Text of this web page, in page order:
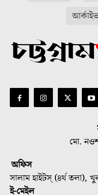
আর্কাইভ
মো.
অফিস
সালাম হাইটস্ (৪র্থ তলা),
ই-মেইল